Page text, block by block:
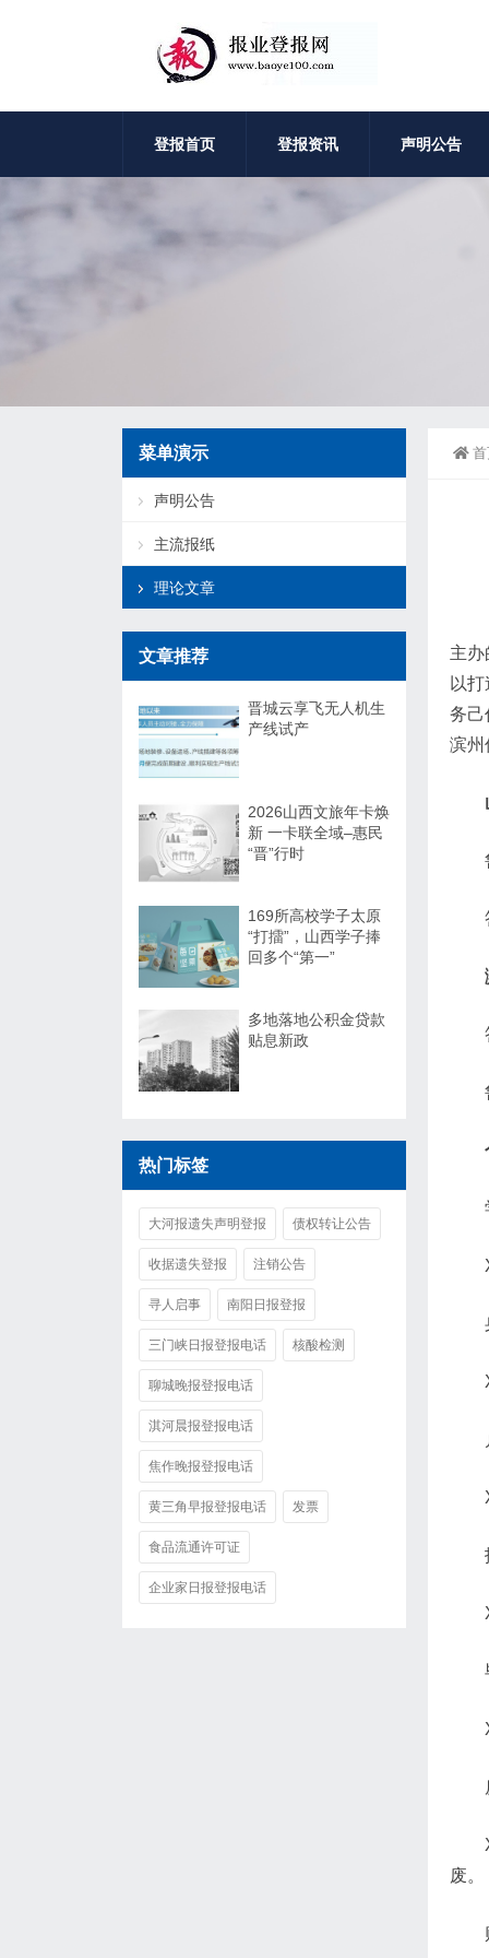
登报首页 登报资讯 声明公告
主办
以
务己
滨州
废。
菜单演示
声明公告
主流报纸
理论文章
文章推荐
晋城云享飞无人机生
产线试产
2026山西文旅年卡焕
新 一卡联全域–惠民
“晋”行时
169所高校学子太原
“打擂”，山西学子捧
回多个“第一”
多地落地公积金贷款
贴息新政
热门标签
大河报遗失声明登报 债权转让公告
收据遗失登报 注销公告
寻人启事 南阳日报登报
三门峡日报登报电话 核酸检测
聊城晚报登报电话
淇河晨报登报电话
焦作晚报登报电话
黄三角早报登报电话 发票
食品流通许可证
企业家日报登报电话